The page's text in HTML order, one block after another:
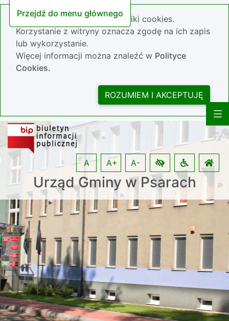
Przejdź do menu głównego
Nasza strona wykorzystuje pliki cookies.
Korzystanie z witryny oznacza zgodę na ich zapis
lub wykorzystanie.
Więcej informacji można znaleźć w Polityce
Cookies.
ROZUMIEM I AKCEPTUJĘ
Urząd Gminy w Psarach
A A+ A-